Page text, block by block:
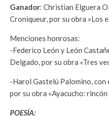
Ganador: Christian Elguera
Croniqueur, por su obra «Los
Menciones honrosas:
-Federico León y León
Delgado, por su obra «Tres
-Harol Gastelú Palomino, con
por su obra «Ayacucho: rincón
POESÍA: